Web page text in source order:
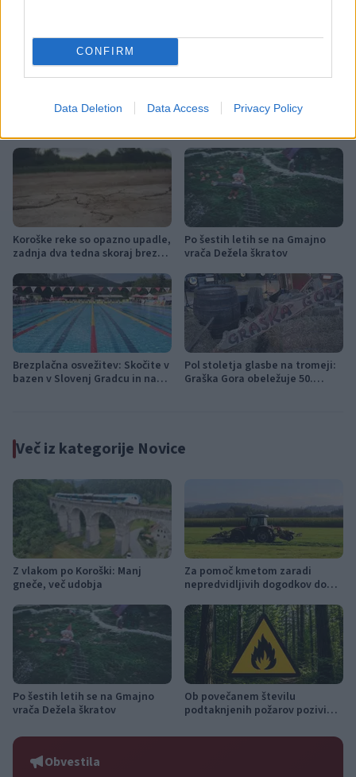
CONFIRM
Data Deletion Data Access Privacy Policy
koronavirus
PKP8
Več iz kraja Slovenj Gradec
Koroške reke so opazno upadle,
zadnja dva tedna skoraj brez
Po šestih letih se na Gmajno
vrača Dežela škratov
Brezplačna osvežitev: Skočite v
bazen v Slovenj Gradcu in na
Pol stoletja glasbe na tromeji:
Graška Gora obeležuje 50.
Več iz kategorije Novice
Z vlakom po Koroški: Manj
gneče, več udobja
Za pomoč kmetom zaradi
nepredvidljivih dogodkov do
Po šestih letih se na Gmajno
vrača Dežela škratov
Ob povečanem številu
podtaknjenih požarov pozivi
obveščanju policije
Obvestila